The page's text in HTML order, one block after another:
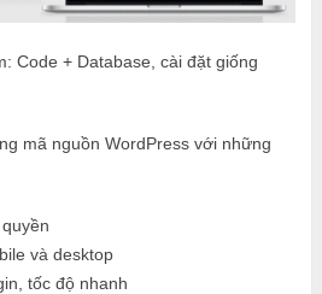
Code + Database, cài đặt giống
mã nguồn WordPress với những
và desktop
tốc độ nhanh